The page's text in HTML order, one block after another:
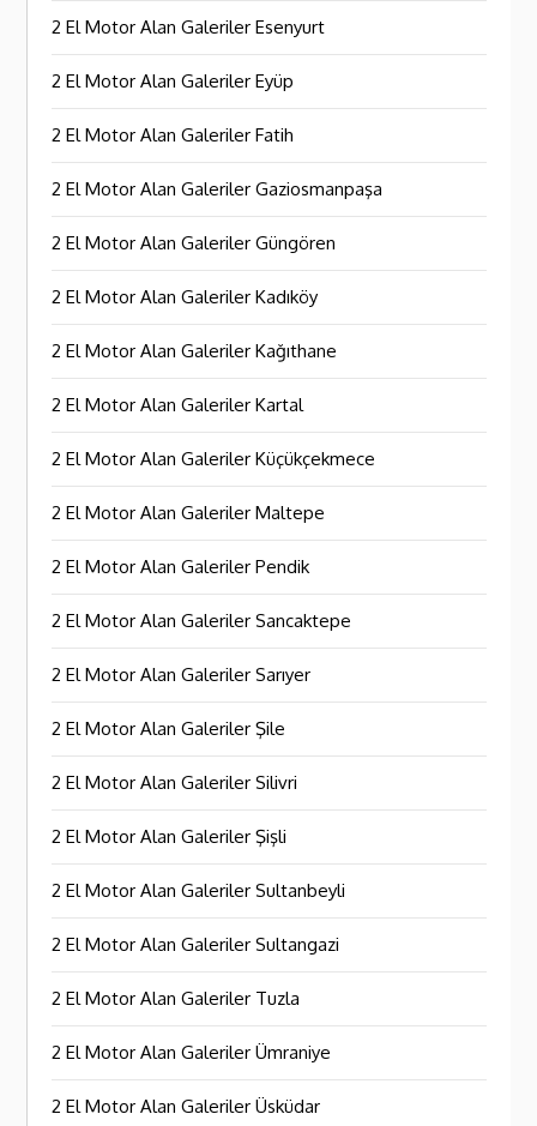
2 El Motor Alan Galeriler Esenyurt
2 El Motor Alan Galeriler Eyüp
2 El Motor Alan Galeriler Fatih
2 El Motor Alan Galeriler Gaziosmanpaşa
2 El Motor Alan Galeriler Güngören
2 El Motor Alan Galeriler Kadıköy
2 El Motor Alan Galeriler Kağıthane
2 El Motor Alan Galeriler Kartal
2 El Motor Alan Galeriler Küçükçekmece
2 El Motor Alan Galeriler Maltepe
2 El Motor Alan Galeriler Pendik
2 El Motor Alan Galeriler Sancaktepe
2 El Motor Alan Galeriler Sarıyer
2 El Motor Alan Galeriler Şile
2 El Motor Alan Galeriler Silivri
2 El Motor Alan Galeriler Şişli
2 El Motor Alan Galeriler Sultanbeyli
2 El Motor Alan Galeriler Sultangazi
2 El Motor Alan Galeriler Tuzla
2 El Motor Alan Galeriler Ümraniye
2 El Motor Alan Galeriler Üsküdar